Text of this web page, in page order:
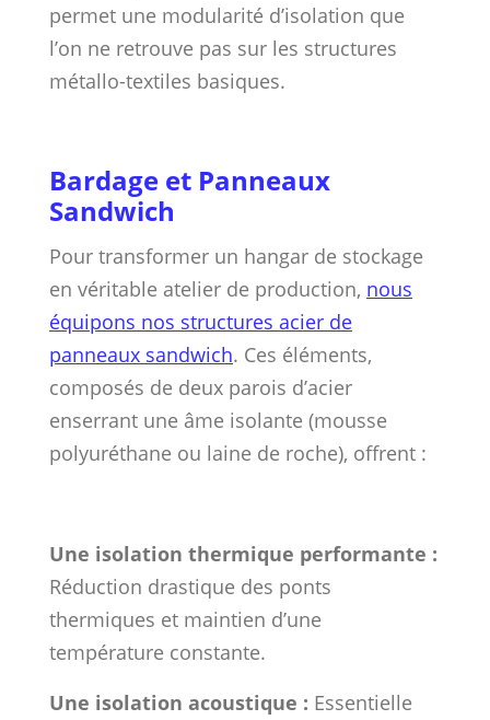
permet une modularité d’isolation que
l’on ne retrouve pas sur les structures
métallo-textiles basiques.
Bardage et Panneaux
Sandwich
Pour transformer un hangar de stockage
en véritable atelier de production, nous
équipons nos structures acier de
panneaux sandwich. Ces éléments,
composés de deux parois d’acier
enserrant une âme isolante (mousse
polyuréthane ou laine de roche), offrent :
Une isolation thermique performante :
Réduction drastique des ponts
thermiques et maintien d’une
température constante.
Une isolation acoustique : Essentielle